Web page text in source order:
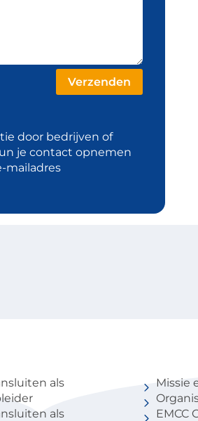
door bedrijven of
je contact opnemen
mailadres
als
als
Missie
EMCC